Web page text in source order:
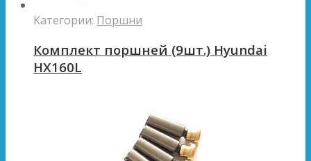
Категории: Поршни
Комплект поршней (9шт.) Hyundai
HX160L